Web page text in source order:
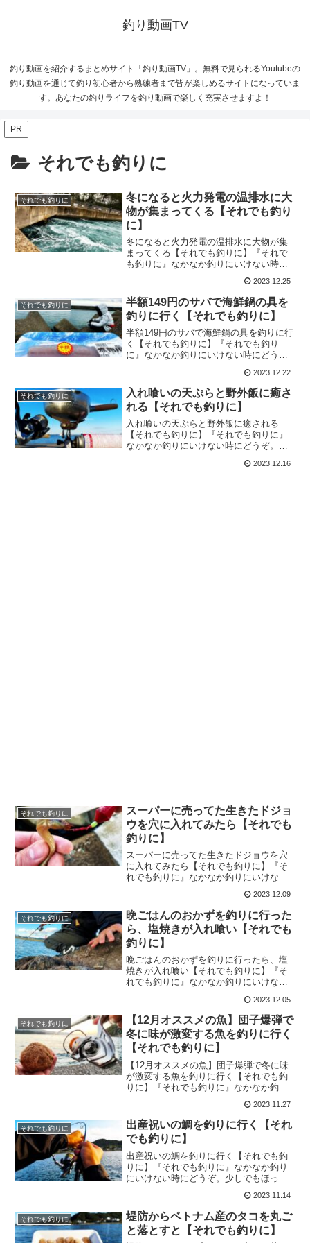
釣り動画TV
釣り動画を紹介するまとめサイト「釣り動画TV」。無料で見られるYoutubeの
釣り動画を通じて釣り初心者から熟練者まで皆が楽しめるサイトになっていま
す。あなたの釣りライフを釣り動画で楽しく充実させますよ！
PR
それでも釣りに
それでも釣りに
冬になると火力発電の温排水に大
物が集まってくる【それでも釣り
に】
冬になると火力発電の温排水に大物が集
まってくる【それでも釣りに】『それで
も釣りに』なかなか釣りにいけない時に
どうぞ。少しでもほっこりして貰えたら
嬉しいです。今回は『冬になると火力発
電の温排水に大物が集まってくる』をお
届けします！脂ばちばちの...
2023.12.25
それでも釣りに
半額149円のサバで海鮮鍋の具を
釣りに行く【それでも釣りに】
半額149円のサバで海鮮鍋の具を釣りに行
く【それでも釣りに】『それでも釣り
に』なかなか釣りにいけない時にどう
いです。今回は『半額149円のサバで海鮮
鍋の具を釣りに行く』をお届けします！
前回の釣り動画も見て...
2023.12.22
それでも釣りに
入れ喰いの天ぷらと野外飯に癒さ
れる【それでも釣りに】
入れ喰いの天ぷらと野外飯に癒される
【それでも釣りに】『それでも釣りに』
なかなか釣りにいけない時にどうぞ。少
す。今回は『入れ喰いの天ぷらと野外飯
2023.12.16
それでも釣りに
スーパーに売ってた生きたドジョ
ウを穴に入れてみたら【それでも
釣りに】
スーパーに売ってた生きたドジョウを穴
に入れてみたら【それでも釣りに】『そ
れでも釣りに』なかなか釣りにいけない
時にどうぞ。少しでもほっこりして貰え
たら嬉しいです。今回は『スーパーに売
ってた生きたドジョウを穴に入れてみた
ら』をお届けします！スー...
2023.12.09
それでも釣りに
晩ごはんのおかずを釣りに行った
ら、塩焼きが入れ喰い【それでも
釣りに】
晩ごはんのおかずを釣りに行ったら、塩
焼きが入れ喰い【それでも釣りに】『そ
れでも釣りに』なかなか釣りにいけない
たら嬉しいです。今回は『晩ごはんのお
かずを釣りに行ったら、塩焼きが入れ喰
い』をお届けします！アカ...
2023.12.05
それでも釣りに
【12月オススメの魚】団子爆弾で
冬に味が激変する魚を釣りに行く
【それでも釣りに】
【12月オススメの魚】団子爆弾で冬に味
が激変する魚を釣りに行く【それでも釣
りに】『それでも釣りに』なかなか釣り
りして貰えたら嬉しいです。今回は
『【12月オススメの魚】団子爆弾で冬に
味が激変する魚を釣りに行...
2023.11.27
それでも釣りに
出産祝いの鯛を釣りに行く【それ
でも釣りに】
出産祝いの鯛を釣りに行く【それでも釣
りに】『それでも釣りに』なかなか釣り
にいけない時にどうぞ。少しでもほっこ
産祝いの鯛を釣りに行く』をお届けしま
す！出産祝いで鯛を調達しに行きました
ゆっくりしていって下さい...
2023.11.14
それでも釣りに
堤防からベトナム産のタコを丸ご
と落とすと【それでも釣りに】